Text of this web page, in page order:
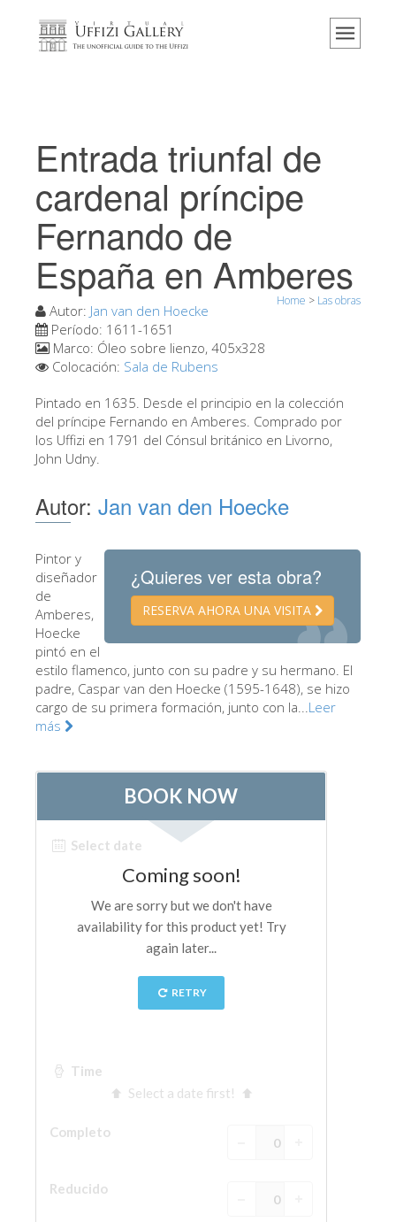
Home
Eventos y exposiciones
Los comentarios de los visitantes
Contáctenos
Visite los Uffizi
Reserve ahora
Visita virtual
Las obras
Los Artistas
Las nuevas salas
Museo del Bargello
Galería Palatina
Capillas de los Medici
Museo Arqueológico
El Taller de las Piedras Duras
La Torre de Arnolfo
Corredor de Vasari
Santa Croce
Reserve ahora
Reserve una visita guiada
Entrada triunfal de
cardenal príncipe
Fernando de
España en Amberes
Home > Las obras
Autor: Jan van den Hoecke
Período: 1611-1651
Marco: Óleo sobre lienzo, 405x328
Colocación: Sala de Rubens
Pintado en 1635. Desde el principio en la colección
del príncipe Fernando en Amberes. Comprado por
los Uffizi en 1791 del Cónsul británico en Livorno,
John Udny.
Autor: Jan van den Hoecke
¿Quieres ver esta obra?
RESERVA AHORA UNA VISITA
Pintor y
diseñador
de
Amberes,
Hoecke
pintó en el
estilo flamenco, junto con su padre y su hermano. El
padre, Caspar van den Hoecke (1595-1648), se hizo
cargo de su primera formación, junto con la...Leer
más